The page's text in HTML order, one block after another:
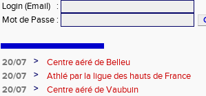
Login (Email)
:
Mot de Passe :
20/07 >
Centre aéré de Belleu
20/07
>
Athlé par la ligue des hauts de France
20/07
>
Centre aéré de Vaubuin